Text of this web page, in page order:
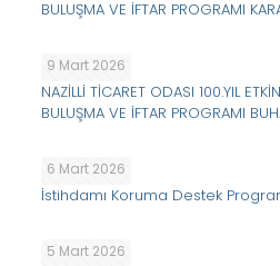
BULUŞMA VE İFTAR PROGRAMI
9 Mart 2026
NAZİLLİ TİCARET ODASI 100.YIL
BULUŞMA VE İFTAR PROGRAMI
6 Mart 2026
İstihdamı Koruma Destek
5 Mart 2026